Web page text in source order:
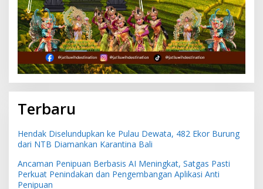
Terbaru
Hendak Diselundupkan ke Pulau Dewata, 482 Ekor Burung
dari NTB Diamankan Karantina Bali
Ancaman Penipuan Berbasis AI Meningkat, Satgas Pasti
Perkuat Penindakan dan Pengembangan Aplikasi Anti
Penipuan